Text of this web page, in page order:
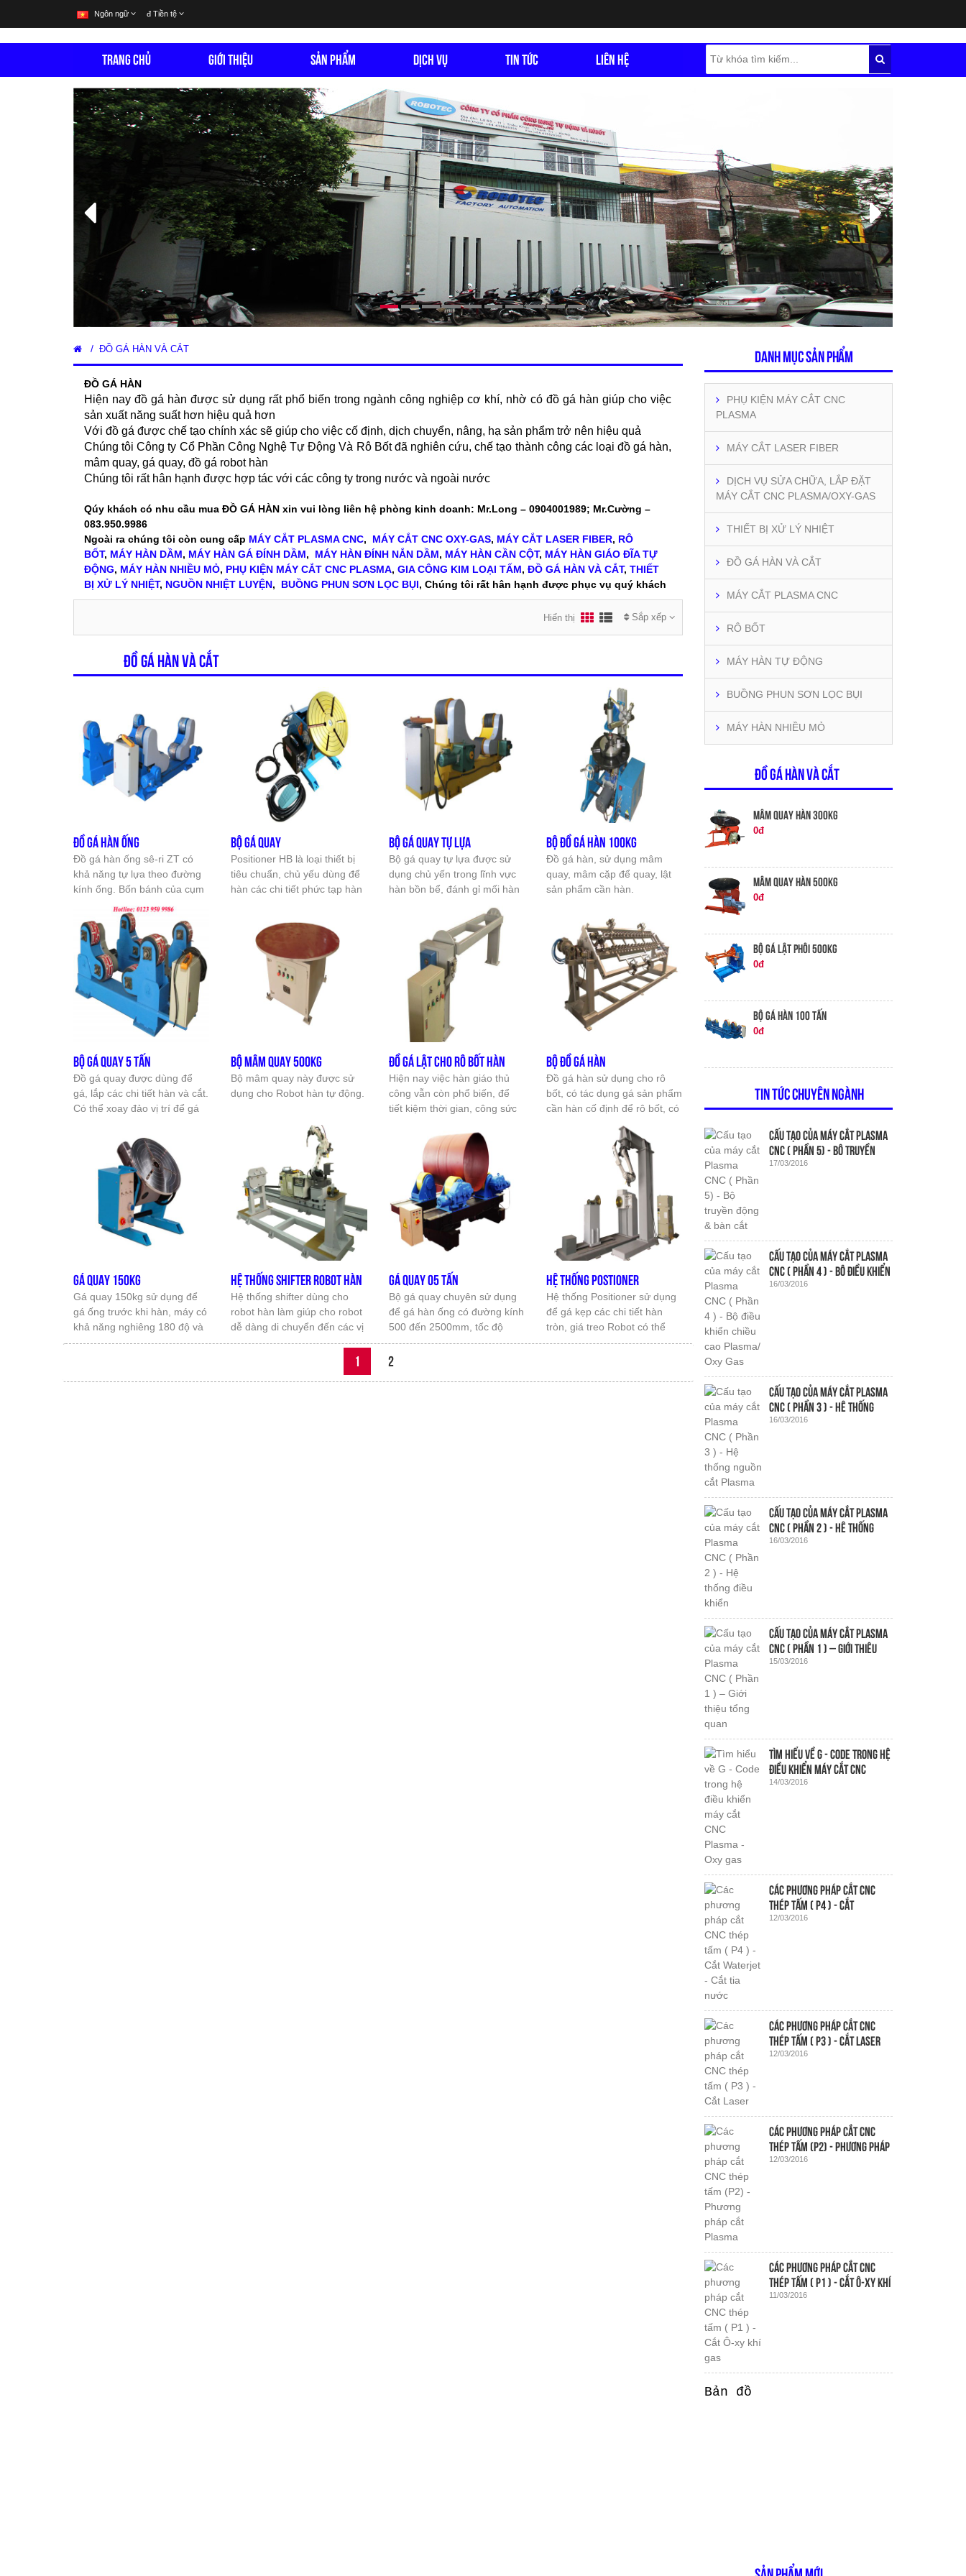
Ngôn ngữ đ Tiền tệ
TRANG CHỦ GIỚI THIỆU SẢN PHẨM DỊCH VỤ TIN TỨC LIÊN HỆ
/ ĐỒ GÁ HÀN VÀ CẮT
ĐỒ GÁ HÀN
Hiện nay đồ gá hàn được sử dụng rất phổ biến trong ngành công nghiệp cơ khí, nhờ có đồ gá hàn giúp cho việc
sản xuất năng suất hơn hiệu quả hơn
Với đồ gá được chế tạo chính xác sẽ giúp cho việc cố định, dịch chuyển, nâng, hạ sản phẩm trở nên hiệu quả
Chúng tôi Công ty Cổ Phần Công Nghệ Tự Động Và Rô Bốt đã nghiên cứu, chế tạo thành công các loại đồ gá hàn,
mâm quay, gá quay, đồ gá robot hàn
Chúng tôi rất hân hạnh được hợp tác với các công ty trong nước và ngoài nước
Qúy khách có nhu cầu mua ĐỒ GÁ HÀN xin vui lòng liên hệ phòng kinh doanh: Mr.Long – 0904001989; Mr.Cường –
083.950.9986
Ngoài ra chúng tôi còn cung cấp MÁY CẮT PLASMA CNC, MÁY CẮT CNC OXY-GAS, MÁY CẮT LASER FIBER, RÔ
BỐT, MÁY HÀN DẦM, MÁY HÀN GÁ ĐÍNH DẦM, MÁY HÀN ĐÍNH NẮN DẦM, MÁY HÀN CẦN CỘT, MÁY HÀN GIÁO ĐĨA TỰ
ĐỘNG, MÁY HÀN NHIỀU MỎ, PHỤ KIỆN MÁY CẮT CNC PLASMA, GIA CÔNG KIM LOẠI TẤM, ĐỒ GÁ HÀN VÀ CẮT, THIẾT
BỊ XỬ LÝ NHIỆT, NGUỒN NHIỆT LUYỆN, BUỒNG PHUN SƠN LỌC BỤI, Chúng tôi rất hân hạnh được phục vụ quý khách
Sắp xếp
Hiển thị
ĐỒ GÁ HÀN VÀ CẮT
ĐỒ GÁ HÀN ỐNG
Đồ gá hàn ống sê-ri ZT có
khả năng tự lựa theo đường
kính ống. Bốn bánh của cụm
chủ động đều được dẫn động
bằng 2 bộ động cơ-giảm tốc.
Bánh thép được gắn cao su
nên khả năng tải cao và ổn
định trong quá trình làm việc.
Điều chỉnh vô cấp với dải
điều chỉnh rộng và độ chính
xác cao. Vận hành đơn giản
và độ tin cậy cao. Chức năng
giao diện được cài sẵn trên
máy và có thể kết nối với hệ
thống cần cột của Weida.
BỘ GÁ QUAY
Positioner HB là loại thiết bị
tiêu chuẩn, chủ yếu dùng để
hàn các chi tiết phức tạp hàn
MIG/MAG ( như đế máy, bệ
máy, bản cánh, bình chứa
tròn, tấm lợp và lắp kín). -
Positioner thường phối hợp
với máy hàn cần cột, hàn có
bạc dẫn, máy hàn chuyên
dụng để tạo tâm hàn tự động.
Nó đáp ứng được nhu cầu
tiết phức tạp. Ngoài ra nó còn
có thể gắn với rô bốt hàn để
thực hiện qui trình hàn tự
động các chi tiết phức tạp
cũng giúp định vị chi tiết hàn
để có được vị trí hàn tốt nhất
nâng cao chất lượng mối
hàn.
BỘ GÁ QUAY TỰ LỰA
Bộ gá quay tự lựa được sử
dụng chủ yến trong lĩnh vực
hàn bồn bể, đánh gỉ mối hàn
BỘ ĐỒ GÁ HÀN 100KG
Đồ gá hàn, sử dụng mâm
quay, mâm cặp để quay, lật
sản phẩm cần hàn.
BỘ GÁ QUAY 5 TẤN
Đồ gá quay được dùng để
gá, lắp các chi tiết hàn và cắt.
Có thể xoay đảo vị trí để gá
BỘ MÂM QUAY 500KG
Bộ mâm quay này được sử
dụng cho Robot hàn tự động.
ĐỒ GÁ LẬT CHO RÔ BỐT HÀN
Hiện nay việc hàn giáo thủ
công vẫn còn phổ biến, để
tiết kiệm thời gian, công sức
Công ty Cổ Phần Công Nghệ
Tự Động Và Rô Bốt - robotec
xin giới thiệu đến quý khách
bộ gá hàn giáo, đồ gá hàn,
gá hàn giáo tự động ...
BỘ ĐỒ GÁ HÀN
Đồ gá hàn sử dụng cho rô
bốt, có tác dụng gá sản phẩm
cần hàn cố định để rô bốt, có
thể hàn lên sản phẩm một
cách chính xác nhất.
GÁ QUAY 150KG
Gá quay 150kg sử dụng để
gá ống trước khi hàn, máy có
khả năng nghiêng 180 độ và
có điều khiển bằng biến tần
HỆ THỐNG SHIFTER ROBOT HÀN
Hệ thống shifter dùng cho
robot hàn làm giúp cho robot
dễ dàng di chuyển đến các vị
trí ở xa , tăng khả vi hoạt
GÁ QUAY 05 TẤN
Bộ gá quay chuyên sử dụng
để gá hàn ống có đường kính
500 đến 2500mm, tốc độ
động cơ được điều khiển
bằng biến tần có dải điều
HỆ THỐNG POSTIONER
Hệ thống Positioner sử dụng
để gá kẹp các chi tiết hàn
tròn, giá treo Robot có thể
hàn được mọi vị trí
1 2
Danh mục sản phẩm
PHỤ KIỆN MÁY CẮT CNC
PLASMA
MÁY CẮT LASER FIBER
DỊCH VỤ SỬA CHỮA, LẮP ĐẶT
MÁY CẮT CNC PLASMA/OXY-GAS
THIẾT BỊ XỬ LÝ NHIỆT
ĐỒ GÁ HÀN VÀ CẮT
MÁY CẮT PLASMA CNC
RÔ BỐT
MÁY HÀN TỰ ĐỘNG
BUỒNG PHUN SƠN LỌC BỤI
MÁY HÀN NHIỀU MỎ
ĐỒ GÁ HÀN VÀ CẮT
MÂM QUAY HÀN 300KG
0đ
MÂM QUAY HÀN 500KG
0đ
BỘ GÁ LẬT PHÔI 500KG
0đ
BỘ GÁ HÀN 100 TẤN
0đ
TIN TỨC CHUYÊN NGÀNH
Cấu tạo của máy cắt Plasma
CNC ( Phần 5) - Bộ truyền
động & bàn cắt
17/03/2016
Cấu tạo của máy cắt Plasma
CNC ( Phần 4 ) - Bộ điều khiển
chiều cao Plasma/ Oxy Gas
16/03/2016
Cấu tạo của máy cắt Plasma
CNC ( Phần 3 ) - Hệ thống
nguồn cắt Plasma
16/03/2016
Cấu tạo của máy cắt Plasma
CNC ( Phần 2 ) - Hệ thống
điều khiển
16/03/2016
Cấu tạo của máy cắt Plasma
CNC ( Phần 1 ) – Giới thiệu
tổng quan
15/03/2016
Tìm hiểu về G - Code trong hệ
điều khiển máy cắt CNC
Plasma - Oxy gas
14/03/2016
Các phương pháp cắt CNC
thép tấm ( P4 ) - Cắt
Waterjet - Cắt tia nước
12/03/2016
Các phương pháp cắt CNC
thép tấm ( P3 ) - Cắt Laser
12/03/2016
Các phương pháp cắt CNC
thép tấm (P2) - Phương pháp
cắt Plasma
12/03/2016
Các phương pháp cắt CNC
thép tấm ( P1 ) - Cắt Ô-xy khí
gas
11/03/2016
Bản đồ